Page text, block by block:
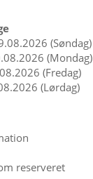
(Søndag)
(Mondag)
(Fredag)
(Lørdag)
reserveret